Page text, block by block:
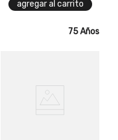
agregar al carrito
75 Años